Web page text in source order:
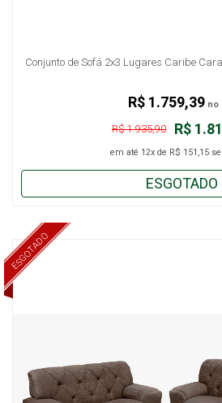
Conjunto de Sofá 2x3 Lugares Caribe
R$
R$ 1.935,90
em até 12x de R$ 151,15
R$ 1.759,39no
ESGOTADO
ESGOTADO